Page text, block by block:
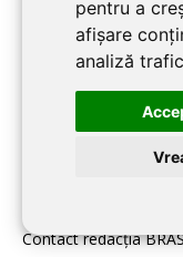
pentru a
afișare
analiză
Despre BRASOV
Contact redacţia